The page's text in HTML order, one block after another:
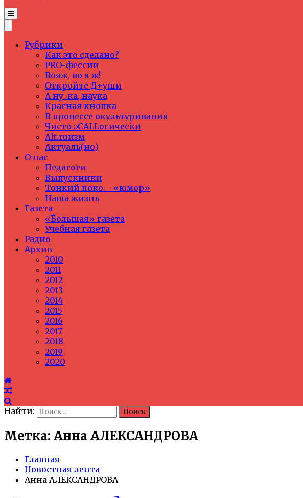
Рубрики
Как это сделано?
PRO-фессии
Вояж, во я ж!
Откройте Д+уши
А ну-ка, наука
Красная кнопка
В процессе окультуривания
Чисто эCALLогически
Alt.ruизм
Актуаль(но)
О нас
Педагоги
Выпускники
Тонкий поко – «юмор»
Наша жизнь
Газета
«Большая» газета
Учебная газета
Радио
Архив
2010
2011
2012
2013
2014
2015
2016
2017
2018
2019
2020
Найти:
Метка: Анна АЛЕКСАНДРОВА
Главная
Новостная лента
Анна АЛЕКСАНДРОВА